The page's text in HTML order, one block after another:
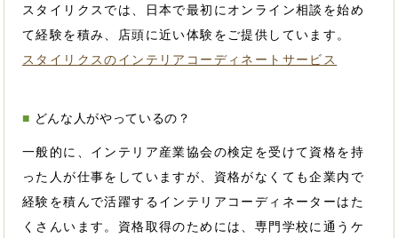
スタイリクスでは、日本で最初にオンライン相談を始め
て経験を積み、店頭に近い体験をご提供しています。
スタイリクスのインテリアコーディネートサービス
どんな人がやっているの？
一般的に、インテリア産業協会の検定を受けて資格を持
った人が仕事をしていますが、資格がなくても企業内で
経験を積んで活躍するインテリアコーディネーターはた
くさんいます。資格取得のためには、専門学校に通うケ